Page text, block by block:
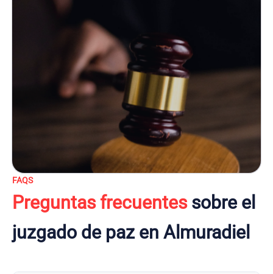
FAQS
Preguntas frecuentessobre el
juzgado de paz en Almuradiel